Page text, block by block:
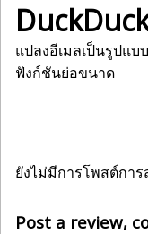
แปลงอีเมลเป็นรูปแ
ฟังก์ชันย่อขนาด
ยังไม่มีการโพสต์กา
Post a review,